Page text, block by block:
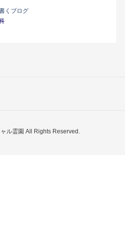
くブログ
ル霊園 All Rights Reserved.